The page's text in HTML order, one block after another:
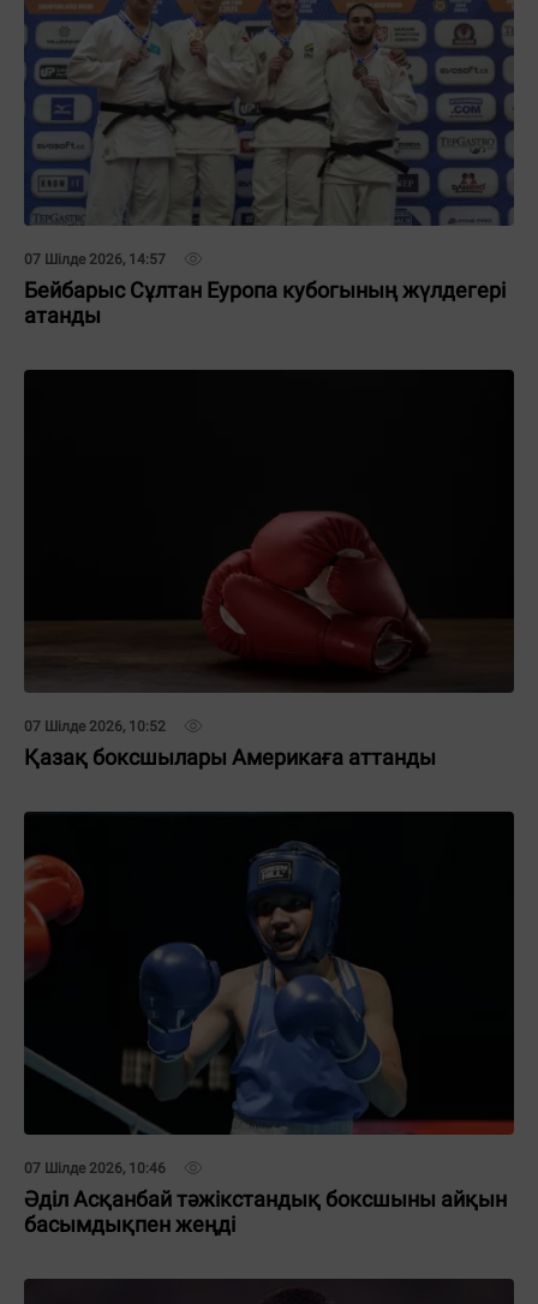
07 Шілде 2026, 14:57
Бейбарыс Сұлтан Еуропа кубогының жүлдегері
атанды
07 Шілде 2026, 10:52
Қазақ боксшылары Америкаға аттанды
07 Шілде 2026, 10:46
Әділ Асқанбай тәжікстандық боксшыны айқын
басымдықпен жеңді